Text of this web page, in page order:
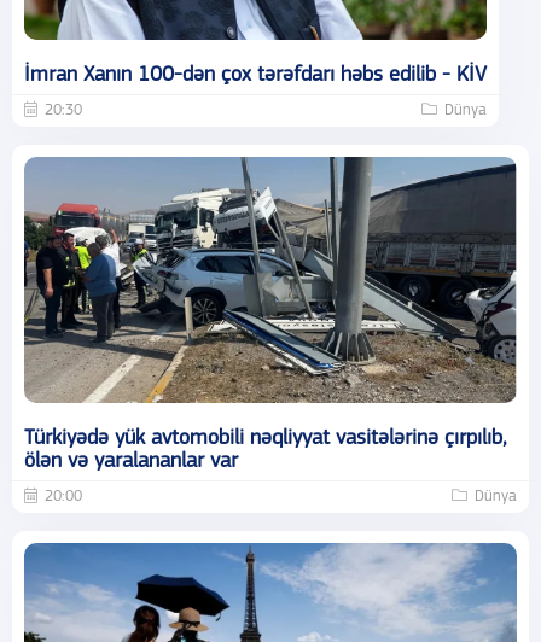
İmran Xanın 100-dən çox tərəfdarı həbs edilib - KİV
20:30 Dünya
Türkiyədə yük avtomobili nəqliyyat vasitələrinə çırpılıb,
ölən və yaralananlar var
20:00 Dünya